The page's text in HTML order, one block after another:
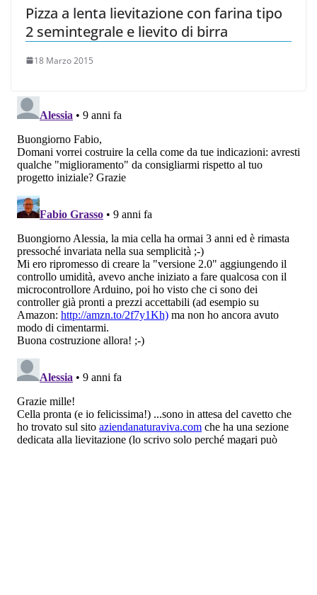
Pizza a lenta lievitazione con farina tipo
2 semintegrale e lievito di birra
18 Marzo 2015